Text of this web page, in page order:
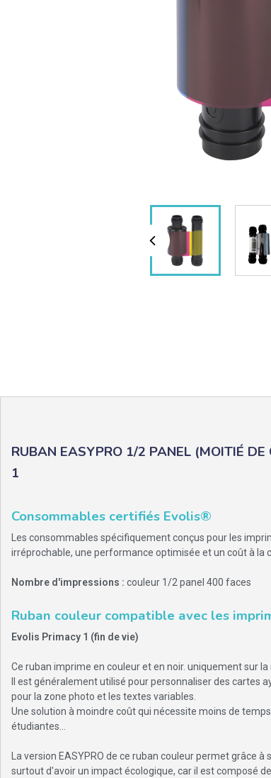
RUBAN EASYPRO 1/2 PANEL (MOITIÉ
1
Consommables certifiés Evolis®
Les consommables spécifiquement conçus pour les
irréprochable, une performance optimisée et un coût à la
Nombre d'impressions : couleur 1/2 panel 400 faces
Ruban couleur compatible avec les
Evolis Primacy 1 (fin de vie)
Ce ruban imprime en couleur et en noir. uniquement sur
Il est généralement utilisé pour personnaliser des
pour la zone photo et les textes variables.
Une solution à moindre coût qui nécessite moins de
étudiantes...
La version EASYPRO de ce ruban couleur permet grâce
surtout d'avoir un impact écologique, car il est composé